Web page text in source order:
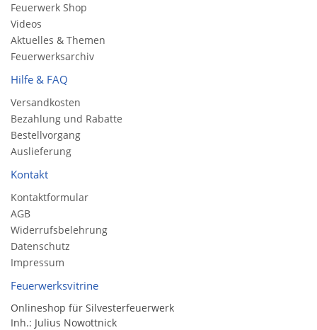
Feuerwerk Shop
Videos
Aktuelles & Themen
Feuerwerksarchiv
Hilfe & FAQ
Versandkosten
Bezahlung und Rabatte
Bestellvorgang
Auslieferung
Kontakt
Kontaktformular
AGB
Widerrufsbelehrung
Datenschutz
Impressum
Feuerwerksvitrine
Onlineshop für Silvesterfeuerwerk
Inh.: Julius Nowottnick